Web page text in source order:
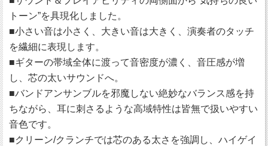
トーン”を具現化しました。
■小さい音は小さく、大きい音は大きく、演奏者のタッチ
を繊細に表現します。
■ギターの帯域全体に渡って音密度が濃く、音圧感が増
し、芯の太いサウンドへ。
■バンドアンサンブルを邪魔しない絶妙なバランス感を持
ちながら、耳に刺さるような高域特性は皆無で扱いやすい
音色です。
■クリーン/クランチでは芯のある太さを強調し、ハイゲイ